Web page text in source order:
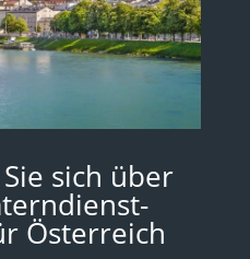
sich über
Österreich